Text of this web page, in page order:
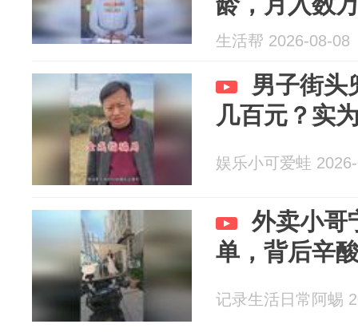
生活帮 2026-08-08
男子街头
几百元？实
娱乐小可爱蛙
外卖小哥
单，背后辛
记录生活日常阿蜴